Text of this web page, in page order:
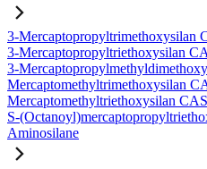
3-Mercaptopropyltrimethoxysilan
3-Mercaptopropyltriethoxysilan
3-
Mercaptomethyltrimethoxysilan
Mercaptomethyltriethoxysilan
S-
Aminosilane